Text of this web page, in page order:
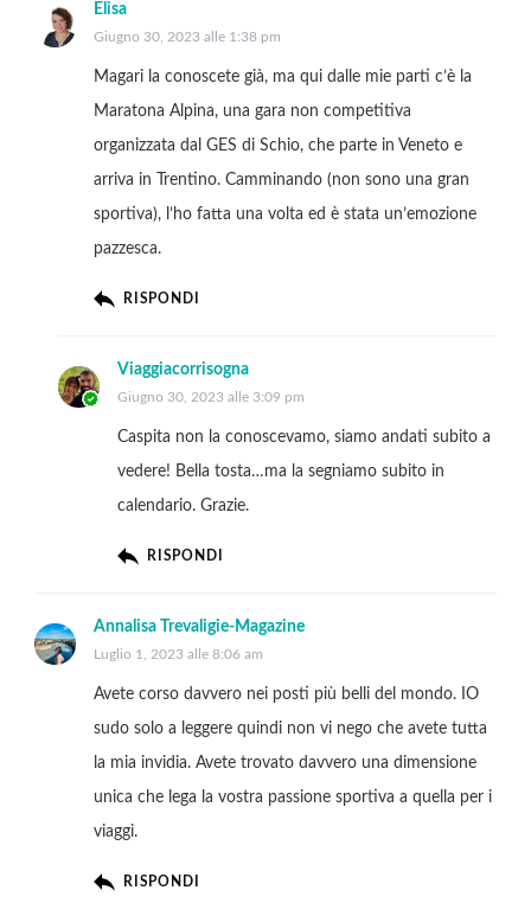
Elisa
Giugno 30, 2023 alle 1:38 pm
Magari la conoscete già, ma qui dalle mie parti c’è la
Maratona Alpina, una gara non competitiva
organizzata dal GES di Schio, che parte in Veneto e
arriva in Trentino. Camminando (non sono una gran
sportiva), l’ho fatta una volta ed è stata un’emozione
pazzesca.
RISPONDI
Viaggiacorrisogna
Giugno 30, 2023 alle 3:09 pm
Caspita non la conoscevamo, siamo andati subito a
vedere! Bella tosta…ma la segniamo subito in
calendario. Grazie.
RISPONDI
Annalisa Trevaligie-Magazine
Luglio 1, 2023 alle 8:06 am
Avete corso davvero nei posti più belli del mondo. IO
sudo solo a leggere quindi non vi nego che avete tutta
la mia invidia. Avete trovato davvero una dimensione
unica che lega la vostra passione sportiva a quella per i
viaggi.
RISPONDI